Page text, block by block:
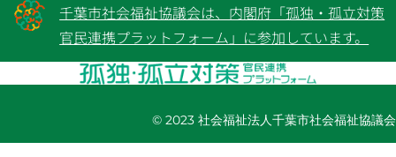
千葉市社会福祉協議会は、内閣府「孤独・孤立対策
官民連携プラットフォーム」に参加しています。
© 2023 社会福祉法人千葉市社会福祉協議会